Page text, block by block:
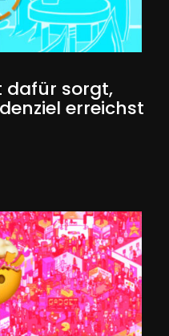
dafür sorgt,
erreichst